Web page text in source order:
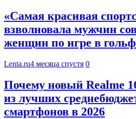
«Самая красивая
взволновала мужчин
женщин по игре в гольф
Lenta.ru4 месяца спустя 0
Почему новый Realme
из лучших
смартфонов в 2026